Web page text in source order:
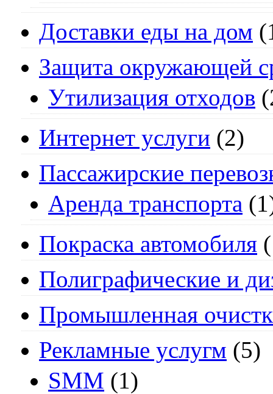
Доставки еды на дом
Защита окружающей
Утилизация отходов
Интернет услуги (2)
Пассажирские
Аренда транспорта
Покраска автомобиля
Полиграфические и
Промышленная
Рекламные услугм (5)
SMM (1)